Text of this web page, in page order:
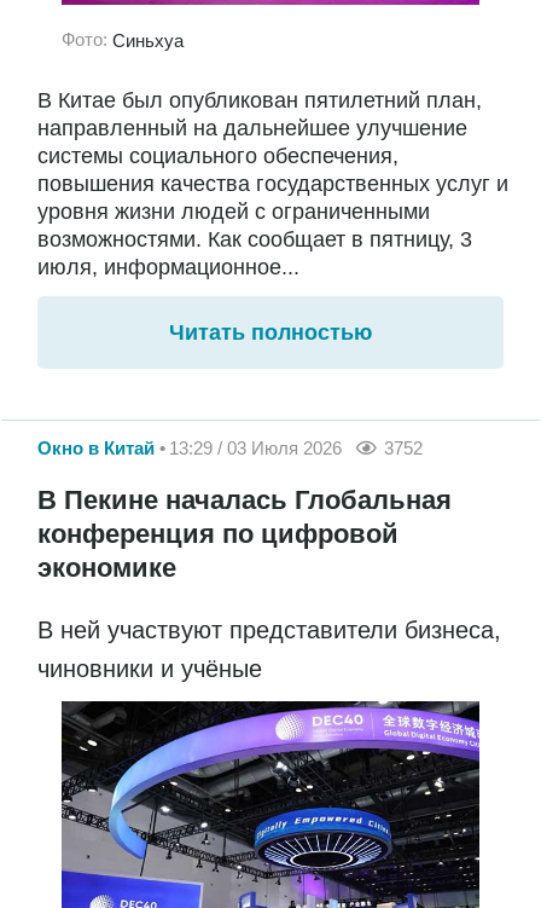
Фото: Синьхуа
В Китае был опубликован пятилетний план,
направленный на дальнейшее улучшение
системы социального обеспечения,
повышения качества государственных услуг и
уровня жизни людей с ограниченными
возможностями. Как сообщает в пятницу, 3
июля, информационное...
Читать полностью
Окно в Китай 13:29 / 03 Июля 2026 3752
В Пекине началась Глобальная
конференция по цифровой
экономике
В ней участвуют представители бизнеса,
чиновники и учёные